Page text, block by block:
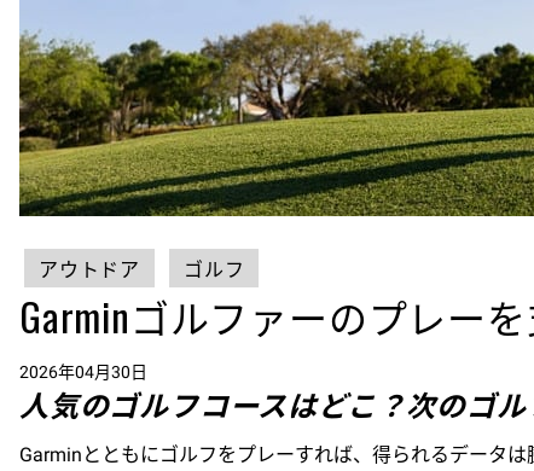
アウトドア ゴルフ
Garminゴルファーのプレー
2026年04月30日
人気のゴルフコースはどこ？次のゴ
Garminとともにゴルフをプレーすれば、得られるデータ